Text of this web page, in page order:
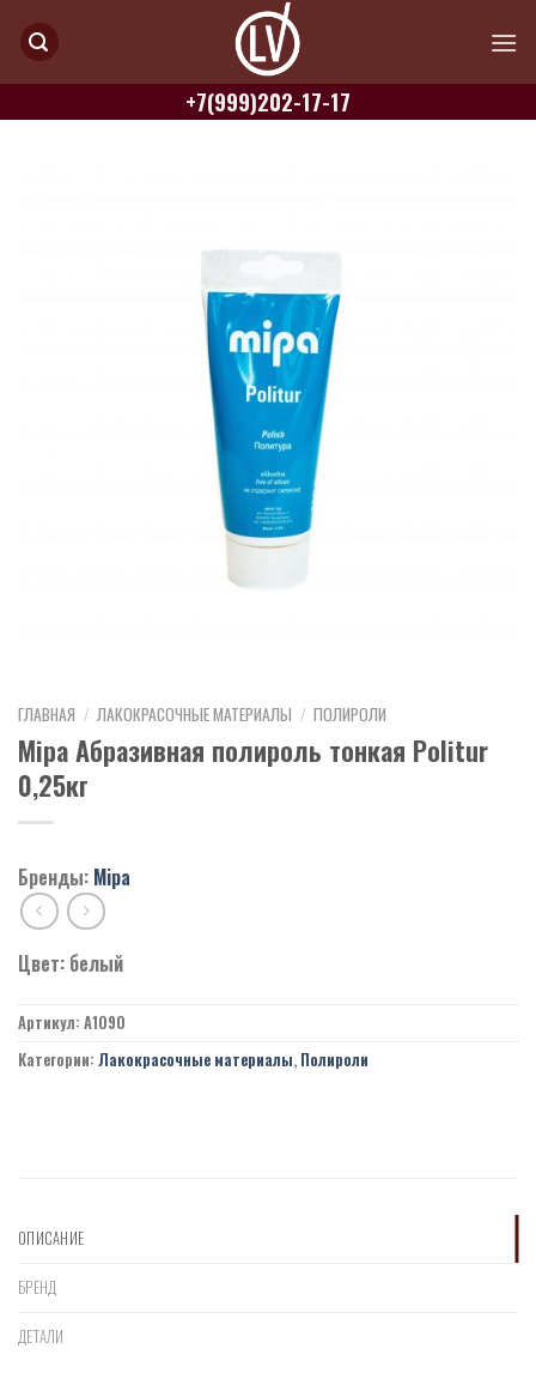
+7(999)202-17-17
ГЛАВНАЯ / ЛАКОКРАСОЧНЫЕ МАТЕРИАЛЫ / ПОЛИРОЛИ
Mipa Абразивная полироль тонкая Politur
0,25кг
Бренды: Mipa
Цвет: белый
Артикул: A1090
Категории: Лакокрасочные материалы, Полироли
ОПИСАНИЕ
БРЕНД
ДЕТАЛИ